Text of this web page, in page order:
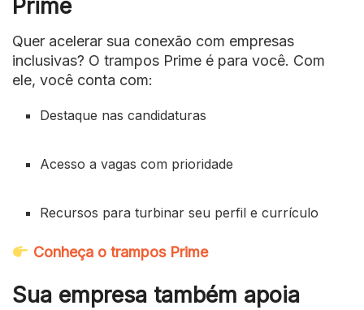
Prime
Quer acelerar sua conexão com empresas
inclusivas? O trampos Prime é para você. Com
ele, você conta com:
Destaque nas candidaturas
Acesso a vagas com prioridade
Recursos para turbinar seu perfil e currículo
Conheça o trampos Prime
Sua empresa também apoia